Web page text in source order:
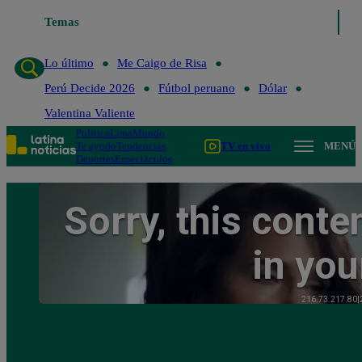
Temas
Lo último
Me Caigo de Risa
Perú Decide 2026
Fútbol peruano
Dólar
Valentina Valiente
PolíticaLimaMundo
Te ayudoTendencias
DeportesEspectáculos
TV en vivo MENÚ